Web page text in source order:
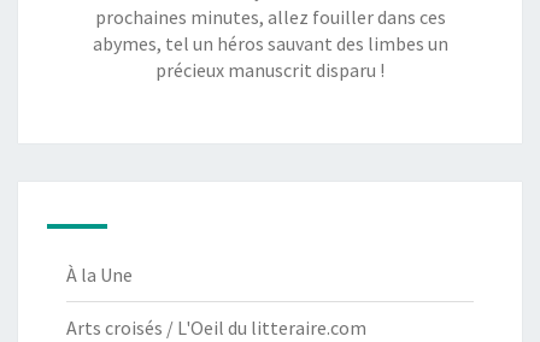
prochaines minutes, allez fouiller dans ces
abymes, tel un héros sauvant des limbes un
précieux manuscrit disparu !
À la Une
Arts croisés / L'Oeil du litteraire.com